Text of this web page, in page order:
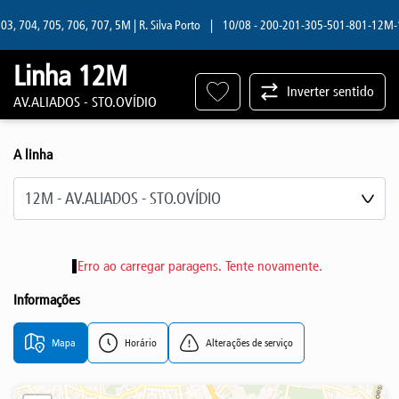
704, 705, 706, 707, 5M | R. Silva Porto | 10/08 - 200-201-305-501-801-12M-
Linha 12M
AV.ALIADOS - STO.OVÍDIO
Inverter sentido
A linha
Erro ao carregar paragens. Tente novamente.
Informações
Mapa Horário Alterações de serviço